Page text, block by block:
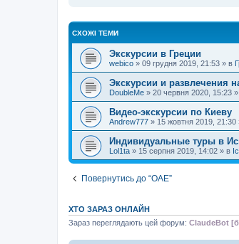
н
н
СХОЖІ ТЕМИ
Экскурсии в Греции
webico » 09 грудня 2019, 21:53 » в
Экскурсии и развлечения
DoubleMe » 20 червня 2020, 15:23
Видео-экскурсии по Киеву
Andrew777 » 15 жовтня 2019, 21:30
Индивидуальные туры в
Lol1ta » 15 серпня 2019, 14:02 » в
Повернутись до “ОАЕ”
ХТО ЗАРАЗ ОНЛАЙН
Зараз переглядають цей форум: ClaudeBot